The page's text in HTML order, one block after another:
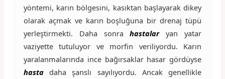
yöntemi, karın bölgesini, kasıktan başlayarak dikey
olarak açmak ve karın boşluğuna bir drenaj tüpü
yerleştirmekti. Daha sonrahastalar
yan yatar
vaziyette tutuluyor ve morfin veriliyordu. Karın
yaralanmalarında ince bağırsaklar hasar gördüyse
hasta daha şanslı sayılıyordu. Ancak genellikle